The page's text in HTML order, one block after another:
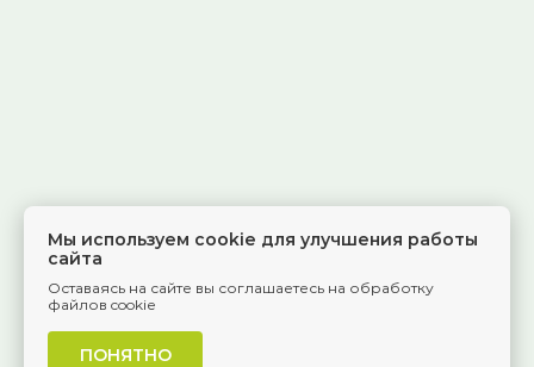
Мы используем cookie для улучшения работы
сайта
Оставаясь на сайте вы соглашаетесь на обработку
файлов cookie
ПОНЯТНО